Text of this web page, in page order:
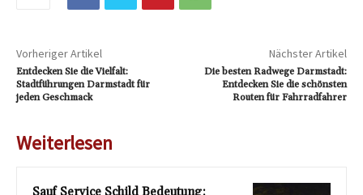
Vorheriger Artikel
Entdecken Sie die Vielfalt:
Stadtführungen Darmstadt für
jeden Geschmack
Nächster Artikel
Die besten Radwege Darmstadt:
Entdecken Sie die schönsten
Routen für Fahrradfahrer
Weiterlesen